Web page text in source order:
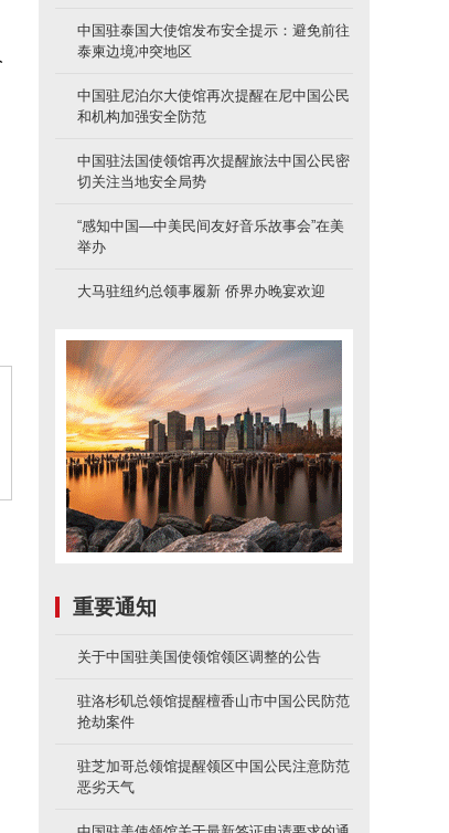
中国驻泰国大使馆发布安全提示：避免前往
泰柬边境冲突地区
中国驻尼泊尔大使馆再次提醒在尼中国公民
和机构加强安全防范
中国驻法国使领馆再次提醒旅法中国公民密
切关注当地安全局势
“感知中国—中美民间友好音乐故事会”在美
举办
大马驻纽约总领事履新 侨界办晚宴欢迎
重要通知
关于中国驻美国使领馆领区调整的公告
驻洛杉矶总领馆提醒檀香山市中国公民防范
抢劫案件
驻芝加哥总领馆提醒领区中国公民注意防范
恶劣天气